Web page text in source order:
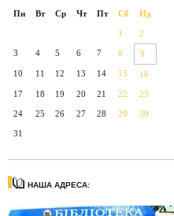
Пн
Вт Ср Чт Пт Сб Нд
1 2
3 4 5 6 7 8 9
10 11 12 13 14 15 16
17 18 19 20 21 22 23
24 25 26 27 28 29 30
31
НАША АДРЕСА: